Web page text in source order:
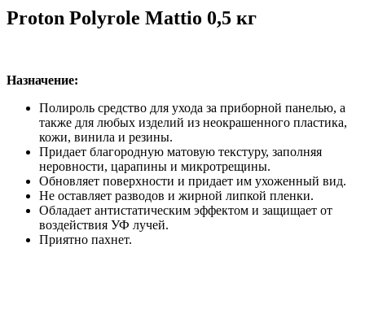
Proton Polyrole Mattio 0,5 кг
Назначение:
Полироль средство для ухода за приборной панелью, а
также для любых изделий из неокрашенного пластика,
кожи, винила и резины.
Придает благородную матовую текстуру, заполняя
неровности, царапины и микротрещины.
Обновляет поверхности и придает им ухоженный вид.
Не оставляет разводов и жирной липкой пленки.
Обладает антистатическим эффектом и защищает от
воздействия УФ лучей.
Приятно пахнет.